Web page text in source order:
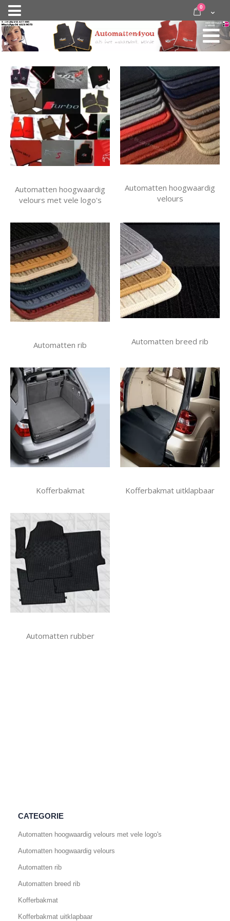
Nav
activeren
door
inhoud
Cart
0 items
Automatten hoogwaardig
velours met vele logo's
Automatten hoogwaardig
velours
Automatten rib Automatten breed rib
Kofferbakmat Kofferbakmat uitklapbaar
Automatten rubber
CATEGORIE
Automatten hoogwaardig velours met vele logo's
Automatten hoogwaardig velours
Automatten rib
Automatten breed rib
Kofferbakmat
Kofferbakmat uitklapbaar